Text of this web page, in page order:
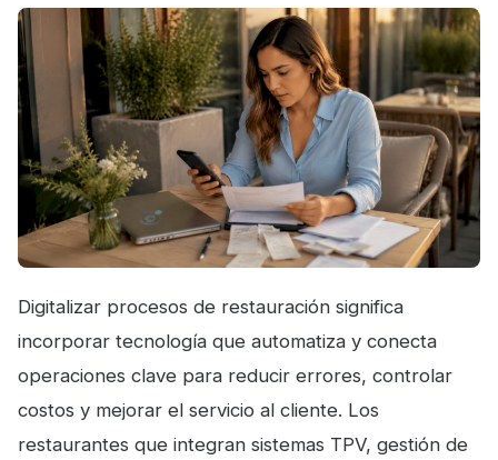
Digitalizar procesos de restauración significa
incorporar tecnología que automatiza y conecta
operaciones clave para reducir errores, controlar
costos y mejorar el servicio al cliente. Los
restaurantes que integran sistemas TPV, gestión de